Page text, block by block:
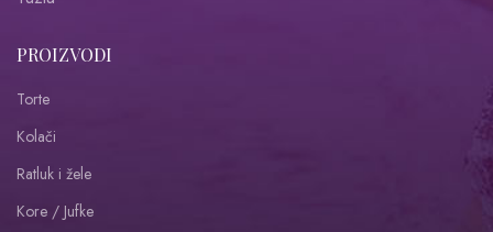
PROIZVODI
Torte
Kolači
Ratluk i žele
Kore / Jufke